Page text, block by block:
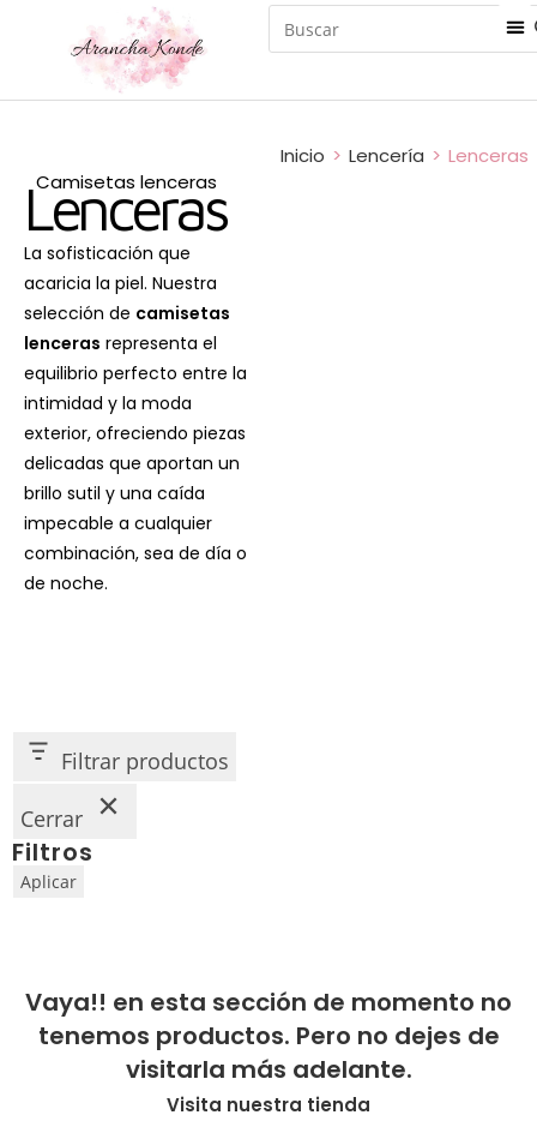
Camisetas lenceras
Lenceras
La sofisticación que
acaricia la piel. Nuestra
selección de camisetas
lenceras representa el
equilibrio perfecto entre la
intimidad y la moda
exterior, ofreciendo piezas
delicadas que aportan un
brillo sutil y una caída
impecable a cualquier
combinación, sea de día o
de noche.
Inicio > Lencería > Lenceras
Filtrar productos
Cerrar
Filtros
Aplicar
Vaya!! en esta sección de momento no
tenemos productos. Pero no dejes de
visitarla más adelante.
Visita nuestra tienda